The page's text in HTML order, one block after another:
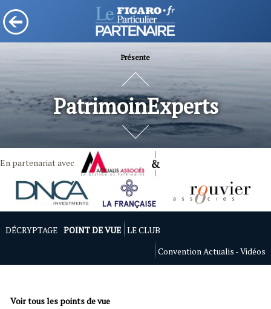
Présente
PatrimoinExperts
En partenariat avec
DÉCRYPTAGE POINT DE VUE LE CLUB
Convention Actualis - Vidéos
Voir tous les points de vue